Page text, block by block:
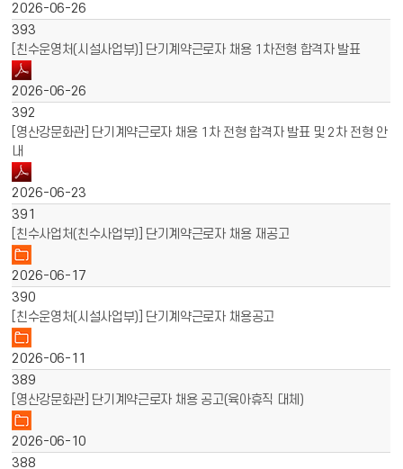
2026-06-26
393
[친수운영처(시설사업부)] 단기계약근로자 채용 1차전형 합격자 발표
2026-06-26
392
[영산강문화관] 단기계약근로자 채용 1차 전형 합격자 발표 및 2차 전형 안
내
2026-06-23
391
[친수사업처(친수사업부)] 단기계약근로자 채용 재공고
2026-06-17
390
[친수운영처(시설사업부)] 단기계약근로자 채용공고
2026-06-11
389
[영산강문화관] 단기계약근로자 채용 공고(육아휴직 대체)
2026-06-10
388